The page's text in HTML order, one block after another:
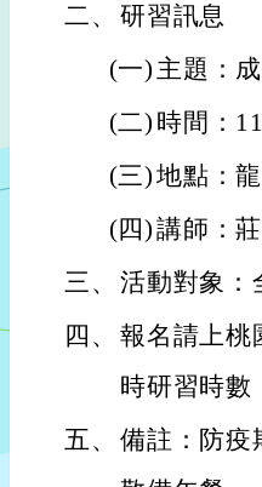
二、 研習訊息
(一) 主題：
(二) 時間：
(三)地點：
(四)講師：
三、 活動對象：
四、 報名請上桃
時研習時數
五、 備註：防疫